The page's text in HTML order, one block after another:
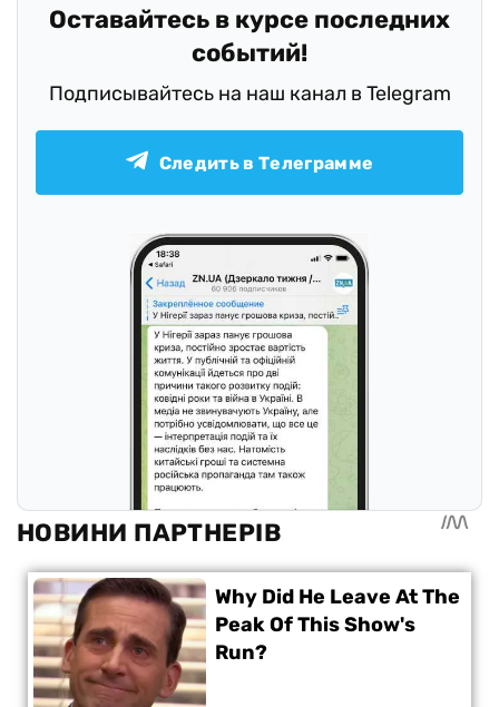
Оставайтесь в курсе последних
событий!
Подписывайтесь на наш канал в Telegram
Следить в Телеграмме